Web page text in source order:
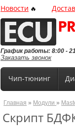
График работы: 8:00 -
Заказать звонок
Новости 🔥
Чип-тюнинг
Главная » Модули»
Скрипт